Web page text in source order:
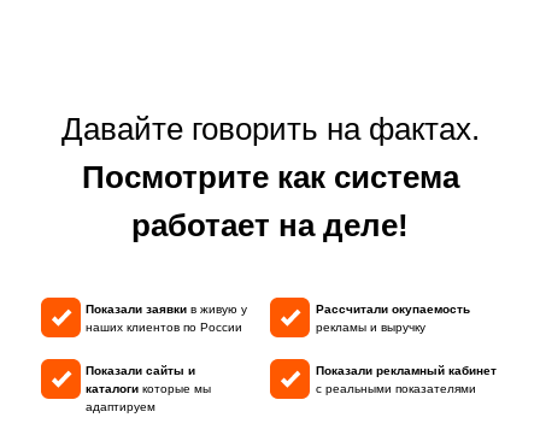
Давайте говорить на фактах.
Посмотрите как система
работает на деле!
Показали заявки в живую у
наших клиентов по России
Показали сайты и
каталоги которые мы
адаптируем
Рассчитали окупаемость
рекламы и выручку
Показали рекламный кабинет
с реальными показателями